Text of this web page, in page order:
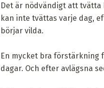
Det är nödvändigt att tvätta
kan inte tvättas varje dag,
börjar vilda.
En mycket bra förstärkning
dagar. Och efter avlägsna